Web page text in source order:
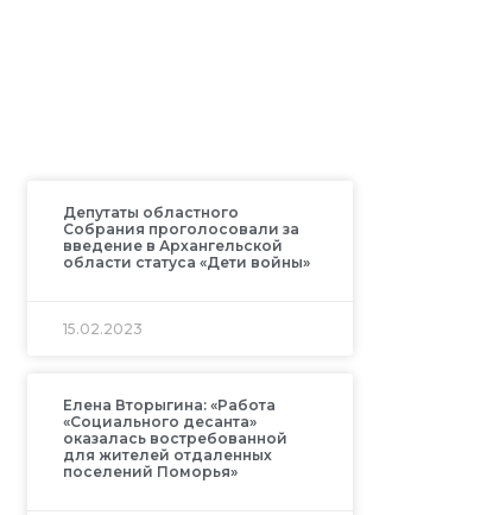
Депутаты областного
Собрания проголосовали за
введение в Архангельской
области статуса «Дети войны»
15.02.2023
Елена Вторыгина: «Работа
«Социального десанта»
оказалась востребованной
для жителей отдаленных
поселений Поморья»